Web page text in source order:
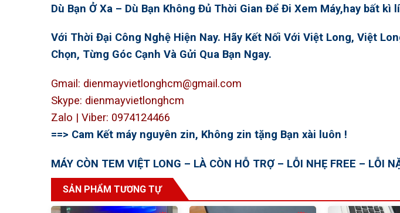
Dù Bạn Ở Xa – Dù Bạn Không Đủ Thời Gian Để Đi Xem Máy,hay bất kì
Với Thời Đại Công Nghệ Hiện Nay. Hãy Kết Nối Với Việt Long, Việt
Chọn, Từng Góc Cạnh Và Gửi Qua Bạn Ngay.
Gmail: dienmayvietlonghcm@gmail.com
Skype: dienmayvietlonghcm
Zalo | Viber: 0974124466
==> Cam Kết máy nguyên zin, Không zin tặng Bạn xài luôn !
MÁY CÒN TEM VIỆT LONG – LÀ CÒN HỖ TRỢ – LỖI NHẸ FREE – LỖI
SẢN PHẨM TƯƠNG TỰ